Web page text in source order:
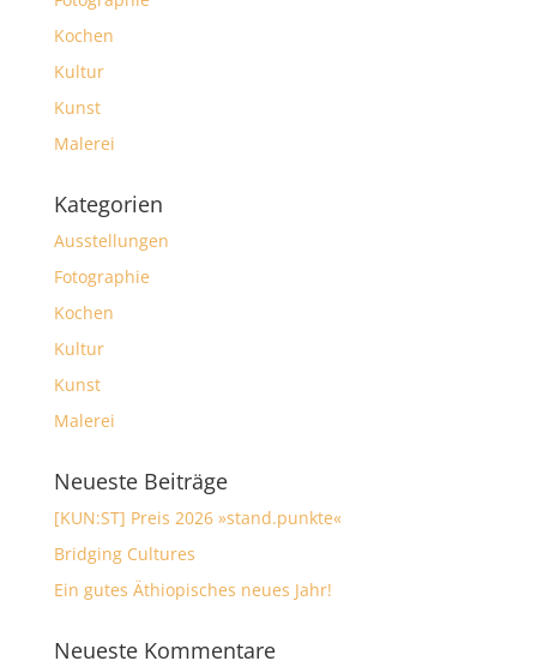
Kochen
Kultur
Kunst
Malerei
Kategorien
Ausstellungen
Fotographie
Kochen
Kultur
Kunst
Malerei
Neueste Beiträge
[KUN:ST] Preis 2026 »stand.punkte«
Bridging Cultures
Ein gutes Äthiopisches neues Jahr!
Neueste Kommentare